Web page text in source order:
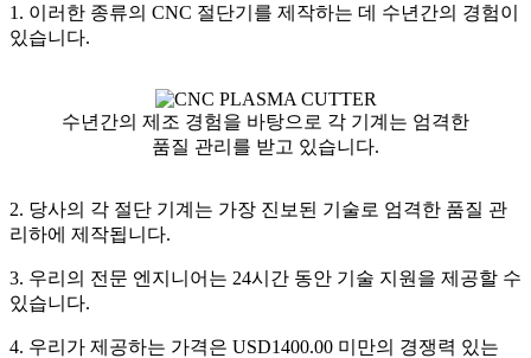
1. 이러한 종류의 CNC 절단기를 제작하는 데 수년간의 경험이
있습니다.
수년간의 제조 경험을 바탕으로 각 기계는 엄격한
품질 관리를 받고 있습니다.
2. 당사의 각 절단 기계는 가장 진보된 기술로 엄격한 품질 관
리하에 제작됩니다.
3. 우리의 전문 엔지니어는 24시간 동안 기술 지원을 제공할 수
있습니다.
4. 우리가 제공하는 가격은 USD1400.00 미만의 경쟁력 있는